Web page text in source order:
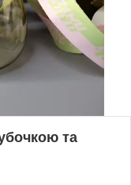
та